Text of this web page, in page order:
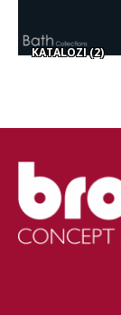
KATALOZI(2)